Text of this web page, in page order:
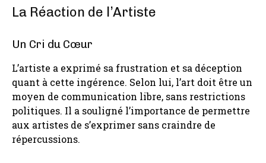
La Réaction de l’Artiste
Un Cri du Cœur
L’artiste a exprimé sa frustration et sa déception
quant à cette ingérence. Selon lui, l’art doit être un
moyen de communication libre, sans restrictions
politiques. Il a souligné l’importance de permettre
aux artistes de s’exprimer sans craindre de
répercussions.